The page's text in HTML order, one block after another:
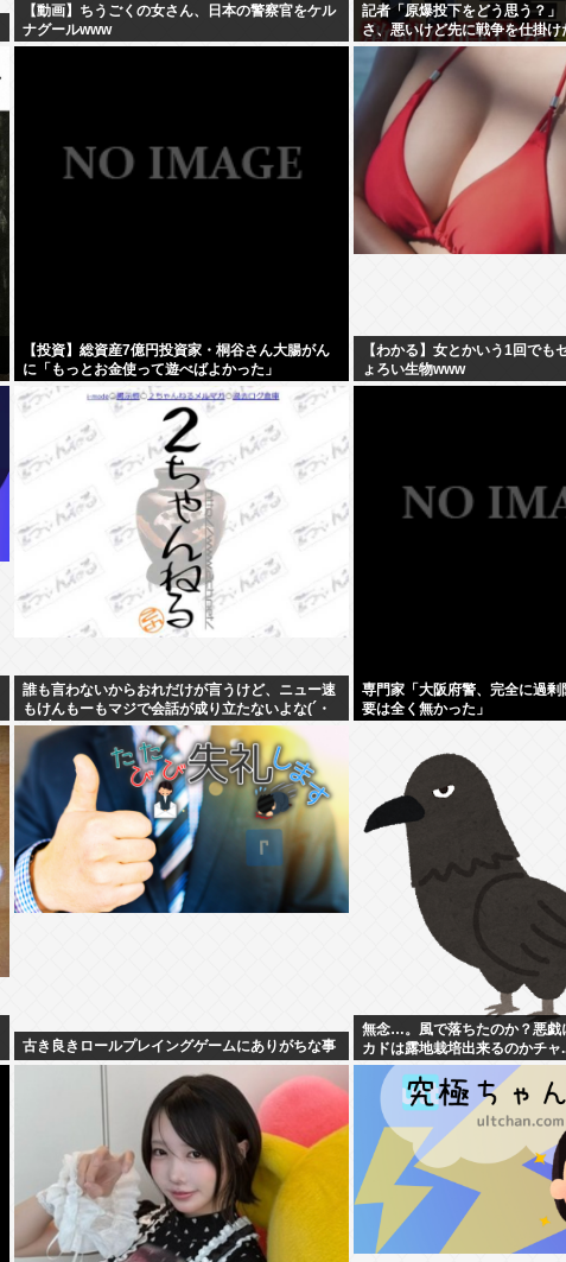
【動画】ちうごくの女さん、日本の警察官をケル
ナグールwww
記者「原爆投下をどう思う？」
さ、悪いけど先に戦争を仕掛
【投資】総資産7億円投資家・桐谷さん大腸がん
に「もっとお金使って遊べばよかった」
【わかる】女とかいう1回でも
ょろい生物www
誰も言わないからおれだけが言うけど、ニュー速
もけんもーもマジで会話が成り立たないよな(´・
ω・`)
専門家「大阪府警、完全に過
要は全く無かった」
古き良きロールプレイングゲームにありがちな事
無念…。風で落ちたのか？悪戯
カドは露地栽培出来るのかチャ